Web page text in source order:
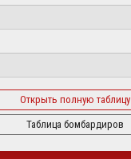
Открыть полную таблицу
Таблица бомбардиров